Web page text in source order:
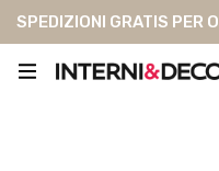
SPEDIZIONI GRATIS PER